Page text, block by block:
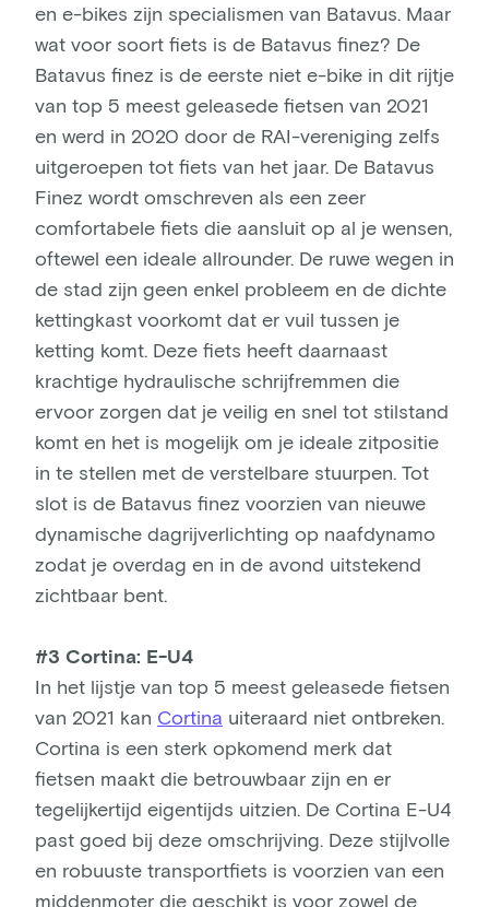
en e-bikes zijn specialismen van Batavus. Maar
wat voor soort fiets is de Batavus finez? De
Batavus finez is de eerste niet e-bike in dit rijtje
van top 5 meest geleasede fietsen van 2021
en werd in 2020 door de RAI-vereniging zelfs
uitgeroepen tot fiets van het jaar. De Batavus
Finez wordt omschreven als een zeer
comfortabele fiets die aansluit op al je wensen,
oftewel een ideale allrounder. De ruwe wegen in
de stad zijn geen enkel probleem en de dichte
kettingkast voorkomt dat er vuil tussen je
ketting komt. Deze fiets heeft daarnaast
krachtige hydraulische schrijfremmen die
ervoor zorgen dat je veilig en snel tot stilstand
komt en het is mogelijk om je ideale zitpositie
in te stellen met de verstelbare stuurpen. Tot
slot is de Batavus finez voorzien van nieuwe
dynamische dagrijverlichting op naafdynamo
zodat je overdag en in de avond uitstekend
zichtbaar bent.
#3 Cortina: E-U4
In het lijstje van top 5 meest geleasede fietsen
van 2021 kan Cortina uiteraard niet ontbreken.
Cortina is een sterk opkomend merk dat
fietsen maakt die betrouwbaar zijn en er
tegelijkertijd eigentijds uitzien. De Cortina E-U4
past goed bij deze omschrijving. Deze stijlvolle
en robuuste transportfiets is voorzien van een
middenmoter die geschikt is voor zowel de